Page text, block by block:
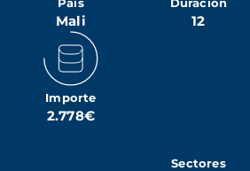
Mali 12
Importe
2.778€
Sectores